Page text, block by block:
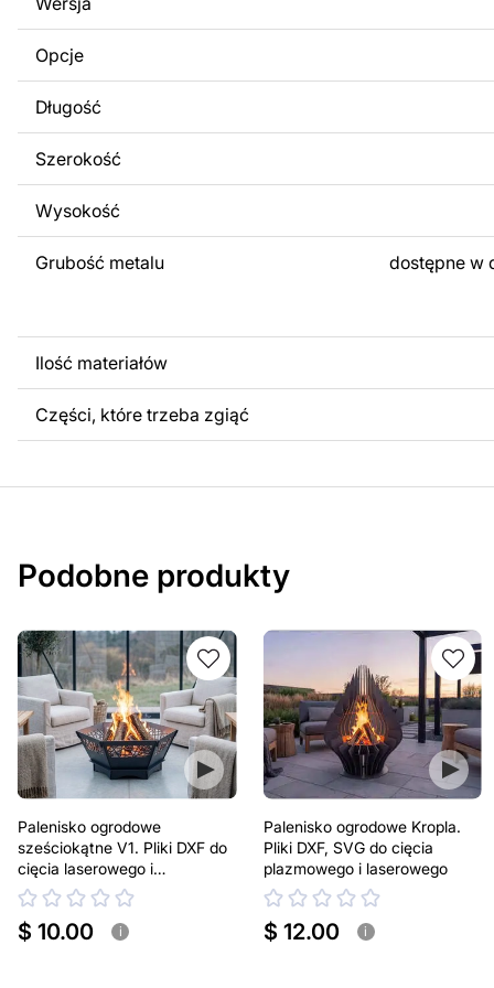
Za dodatkową opłatą możemy dostosować projekt
obrazów lub logo Twojej firmy albo wprowadzenie innych
Twoich potrzeb. Jeśli potrzebujesz indywidualnego
produktu, skontaktuj się z nami.
Jeśli masz jakiekolwiek pytania lub potrzebujesz
w dowolnym momencie – zawsze chętnie pomożemy.
Opcje
Długość
Szerokość
Wysokość
Grubość metalu
dostępne w
Ilość materiałów
Części, które trzeba zgiąć
Podobne produkty
Palenisko ogrodowe
sześciokątne V1. Pliki DXF do
cięcia laserowego i
plazmowego
$ 10.00 i
Palenisko ogrodowe Kropla.
Pliki DXF, SVG do cięcia
plazmowego i laserowego
$ 12.00 i